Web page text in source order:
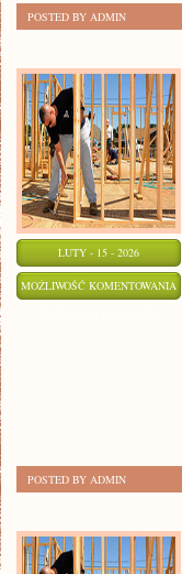
POSTED BY ADMIN
LUTY - 15 - 2026
MOŻLIWOŚĆ KOMENTOWANIA
POSTED BY ADMIN